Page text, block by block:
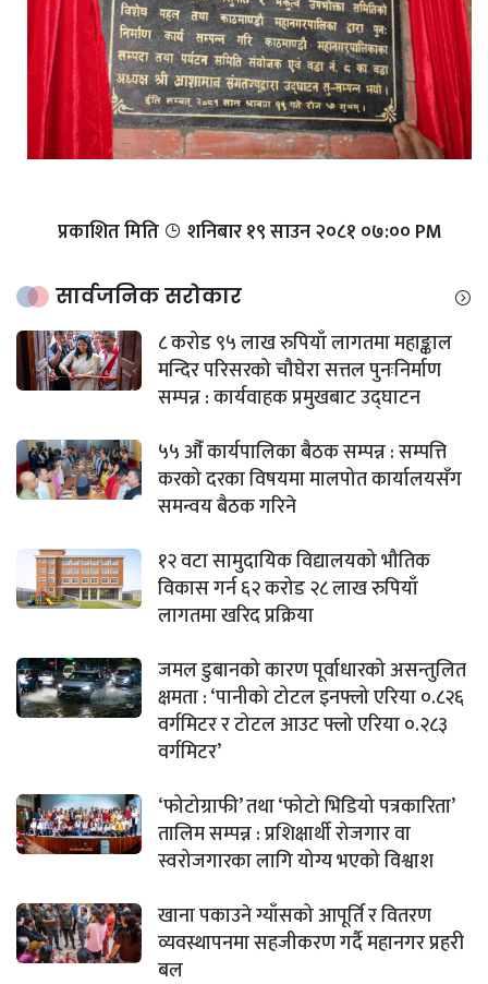
प्रकाशित मिति शनिबार १९ साउन २०८१ ०७:०० PM
सार्वजनिक सरोकार
८ करोड ९५ लाख रुपियाँ लागतमा महाङ्काल
मन्दिर परिसरको चौघेरा सत्तल पुनःनिर्माण
सम्पन्न : कार्यवाहक प्रमुखबाट उद्घाटन
५५ औँ कार्यपालिका बैठक सम्पन्न : सम्पत्ति
करको दरका विषयमा मालपोत कार्यालयसँग
समन्वय बैठक गरिने
१२ वटा सामुदायिक विद्यालयको भौतिक
विकास गर्न ६२ करोड २८ लाख रुपियाँ
लागतमा खरिद प्रक्रिया
जमल डुबानको कारण पूर्वाधारको असन्तुलित
क्षमता : ‘पानीको टोटल इनफ्लो एरिया ०.८२६
वर्गमिटर र टोटल आउट फ्लो एरिया ०.२८३
वर्गमिटर’
‘फोटोग्राफी’ तथा ‘फोटो भिडियो पत्रकारिता’
तालिम सम्पन्न : प्रशिक्षार्थी रोजगार वा
स्वरोजगारका लागि योग्य भएको विश्वाश
खाना पकाउने ग्याँसको आपूर्ति र वितरण
व्यवस्थापनमा सहजीकरण गर्दै महानगर प्रहरी
बल